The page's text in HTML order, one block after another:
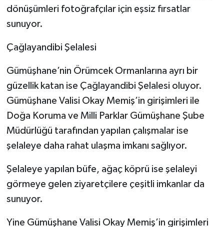
dönüşümleri fotoğrafçılar için eşsiz fırsatlar
sunuyor.
Çağlayandibi Şelalesi
Gümüşhane’nin Örümcek Ormanlarına ayrı bir
güzellik katan ise Çağlayandibi Şelalesi oluyor.
Gümüşhane Valisi Okay Memiş’in girişimleri ile
Doğa Koruma ve Milli Parklar Gümüşhane Şube
Müdürlüğü tarafından yapılan çalışmalar ise
şelaleye daha rahat ulaşma imkanı sağlıyor.
Şelaleye yapılan büfe, ağaç köprü ise şelaleyi
görmeye gelen ziyaretçilere çeşitli imkanlar da
sunuyor.
Yine Gümüşhane Valisi Okay Memiş’in girişimleri